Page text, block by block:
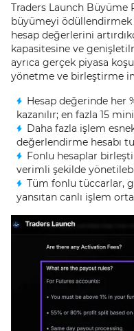
Traders Launch Büyüme
büyümeyi ödüllendirmek
hesap değerlerini
kapasitesine ve
ayrıca gerçek piyasa
yönetme ve birleştirme
Hesap değerinde her
kazanılır; en fazla 15
Daha fazla işlem
değerlendirme hesabı
Fonlu hesaplar
verimli şekilde
Tüm fonlu tüccarlar,
yansıtan canlı işlem